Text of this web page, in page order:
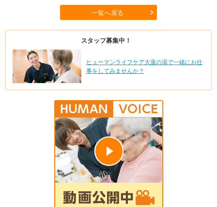
一覧へ戻る
スタッフ募集中！
ヒューマンライフケア大蓮の湯で一緒にお仕
事をしてみませんか？